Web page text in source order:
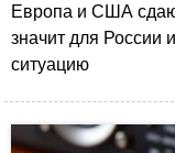
Европа и США
значит для России
ситуацию